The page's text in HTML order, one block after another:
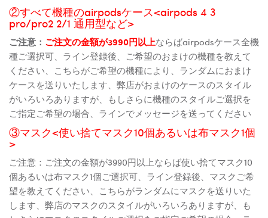
②すべて機種のairpodsケース<airpods 4 3
pro/pro2 2/1 通用型など>
ご注意： ご注文の金額が3990円以上ならばairpodsケース全機
種ご選択可、ライン登録後、ご希望のおまけの機種を教えて
ください、こちらがご希望の機種により、ランダムにおまけ
ケースを送りいたします、弊店がおまけのケースのスタイル
がいろいろありますが、もしさらに機種のスタイルご選択を
ご指定ご希望の場合、ラインでメッセージを送ってください
③マスク<使い捨てマスク10個あるいは布マスク1個
>
ご注意：ご注文の金額が3990円以上ならば使い捨てマスク10
個あるいは布マスク1個ご選択可、ライン登録後、マスクご希
望を教えてください、こちらがランダムにマスクを送りいた
します、弊店のマスクのスタイルがいろいろありますが、も